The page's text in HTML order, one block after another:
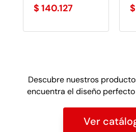
$ 140.127 $
Descubre nuestros
encuentra el diseño
Ver